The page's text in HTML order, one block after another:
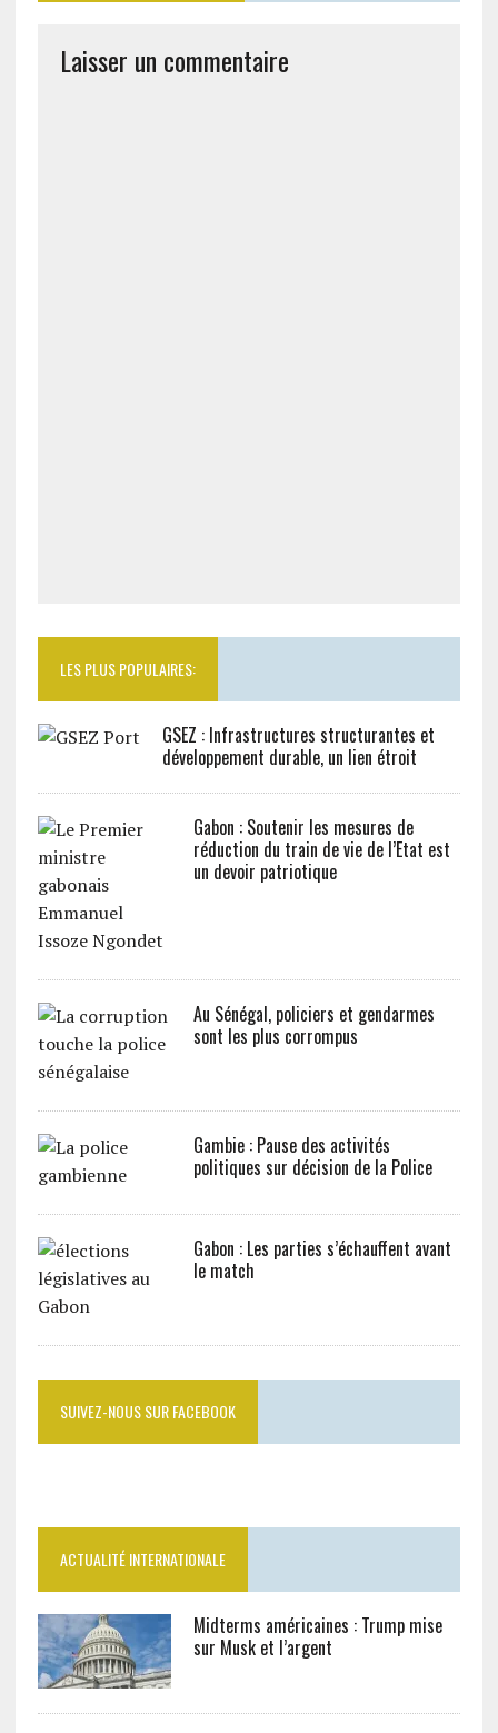
Laisser un commentaire
LES PLUS POPULAIRES:
GSEZ : Infrastructures structurantes et
développement durable, un lien étroit
Gabon : Soutenir les mesures de
réduction du train de vie de l’Etat est
un devoir patriotique
Au Sénégal, policiers et gendarmes
sont les plus corrompus
Gambie : Pause des activités
politiques sur décision de la Police
Gabon : Les parties s’échauffent avant
le match
SUIVEZ-NOUS SUR FACEBOOK
ACTUALITÉ INTERNATIONALE
Midterms américaines : Trump mise
sur Musk et l’argent